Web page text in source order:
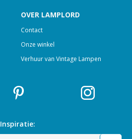
OVER LAMPLORD
Contact
Onze winkel
Verhuur van Vintage Lampen
Inspiratie: